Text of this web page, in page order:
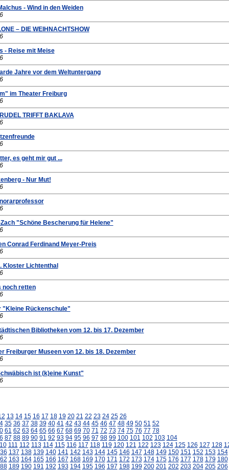
- Wind in den Weiden
– DIE WEIHNACHTSHOW
- Reise mit Meise
Jahre vor dem Weltuntergang
im Theater Freiburg
TRIFFT BAKLAVA
es geht mir gut ...
- Nur Mut!
"Schöne Bescherung für Helene"
Conrad Ferdinand Meyer-Preis
Kloster Lichtenthal
noch retten
"Kleine Rückenschule"
Bibliotheken vom 12. bis 17. Dezember
Freiburger Museen von 12. bis 18. Dezember
ist (k)eine Kunst"
13 14 15 16 17 18 19 20 21 22 23 24 25 26
35 36 37 38 39 40 41 42 43 44 45 46 47 48 49 50 51 52
61 62 63 64 65 66 67 68 69 70 71 72 73 74 75 76 77 78
87 88 89 90 91 92 93 94 95 96 97 98 99 100 101 102 103 104
111 112 113 114 115 116 117 118 119 120 121 122 123 124 125 126 127 128
137 138 139 140 141 142 143 144 145 146 147 148 149 150 151 152 153 154
163 164 165 166 167 168 169 170 171 172 173 174 175 176 177 178 179 180
189 190 191 192 193 194 195 196 197 198 199 200 201 202 203 204 205 206